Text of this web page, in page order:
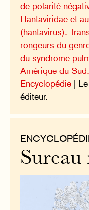
de polarité
Hantaviridae et
(hantavirus).
rongeurs du
du syndrome
Amérique du Sud.
Encyclopédie |
éditeur.
Sureau